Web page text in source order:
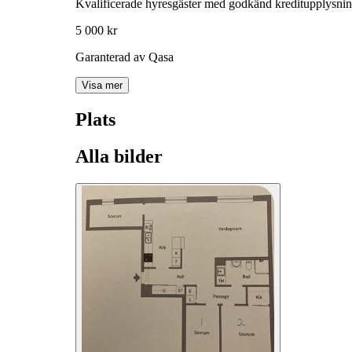
Kvalificerade hyresgäster med godkänd
5 000 kr
Garanterad av Qasa
Visa mer
Plats
Alla bilder